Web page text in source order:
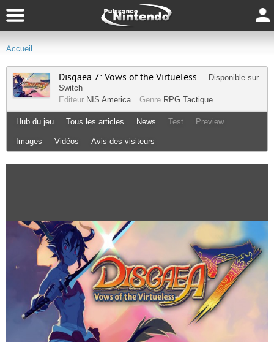
Accueil
Disgaea 7: Vows of the Virtueless
Disponible sur
Switch
Editeur NIS America Genre RPG Tactique
Hub du jeu Tous les articles News Test Preview
Images Vidéos Avis des visiteurs